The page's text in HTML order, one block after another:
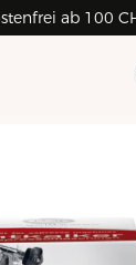
ab 100
4.9| 5.0